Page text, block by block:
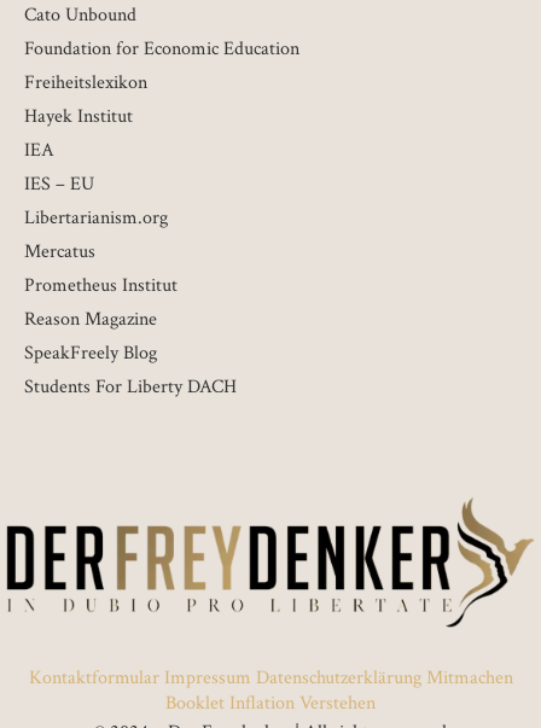
Cato Unbound
Foundation for Economic Education
Freiheitslexikon
Hayek Institut
IEA
IES – EU
Libertarianism.org
Mercatus
Prometheus Institut
Reason Magazine
SpeakFreely Blog
Students For Liberty DACH
Kontaktformular Impressum Datenschutzerklärung Mitmachen
Booklet Inflation Verstehen